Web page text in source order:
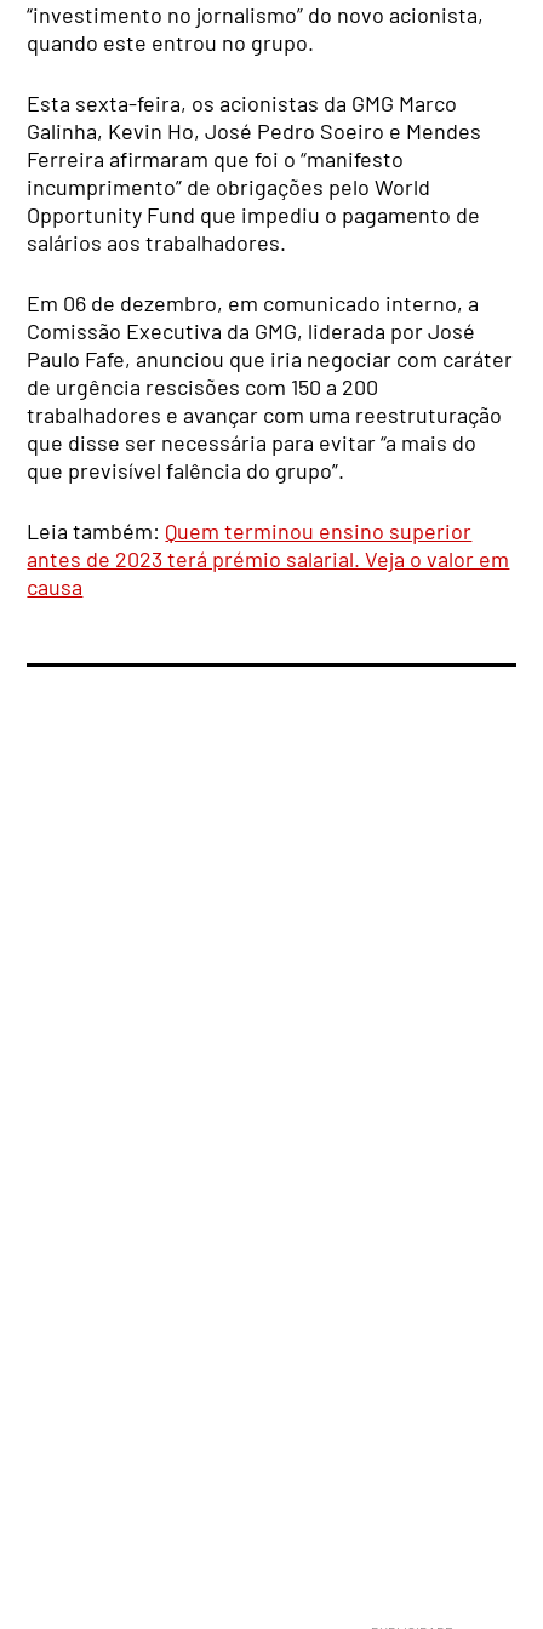
“investimento no jornalismo” do novo acionista,
quando este entrou no grupo.
Esta sexta-feira, os acionistas da GMG Marco
Galinha, Kevin Ho, José Pedro Soeiro e Mendes
Ferreira afirmaram que foi o “manifesto
incumprimento” de obrigações pelo World
Opportunity Fund que impediu o pagamento de
salários aos trabalhadores.
Em 06 de dezembro, em comunicado interno, a
Comissão Executiva da GMG, liderada por José
Paulo Fafe, anunciou que iria negociar com caráter
de urgência rescisões com 150 a 200
trabalhadores e avançar com uma reestruturação
que disse ser necessária para evitar “a mais do
que previsível falência do grupo”.
Leia também: Quem terminou ensino superior
antes de 2023 terá prémio salarial. Veja o valor em
causa